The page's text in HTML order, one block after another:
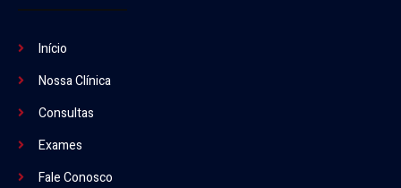
Início
Nossa Clínica
Consultas
Exames
Fale Conosco